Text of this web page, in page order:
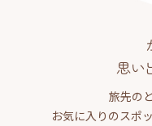
思い
旅先の
お気に入りのスポ